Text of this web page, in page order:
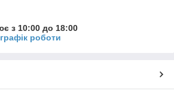
з 10:00 до 18:00
роботи